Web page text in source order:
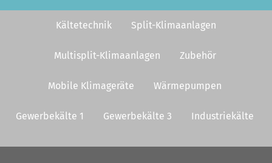
Kältetechnik Split-Klimaanlagen
Multisplit-Klimaanlagen Zubehör
Mobile Klimageräte Wärmepumpen
Gewerbekälte 1 Gewerbekälte 3 Industriekälte